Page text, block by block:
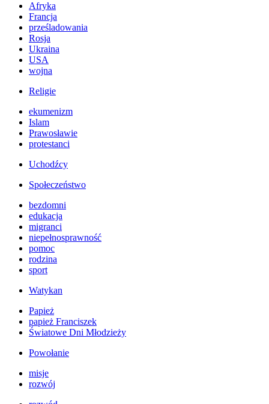
Afryka
Francja
prześladowania
Rosja
Ukraina
USA
wojna
Religie
ekumenizm
Islam
Prawosławie
protestanci
Uchodźcy
Społeczeństwo
bezdomni
edukacja
migranci
niepełnosprawność
pomoc
rodzina
sport
Watykan
Papież
papież Franciszek
Światowe Dni Młodzieży
Powołanie
misje
rozwój